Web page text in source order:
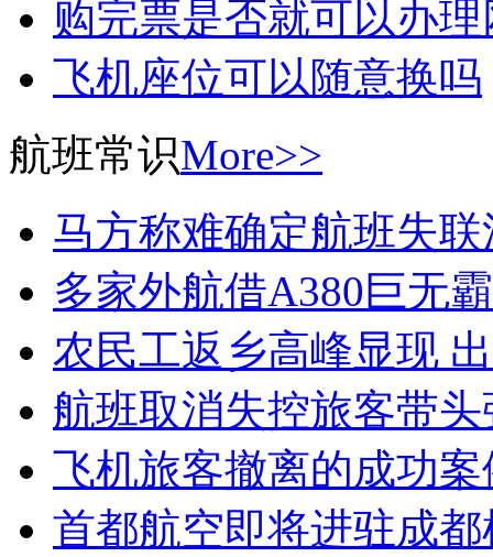
购完票是否就可以办
飞机座位可以随意换吗
航班常识More>>
马方称难确定航班失
多家外航借A380巨无
农民工返乡高峰显现
航班取消失控旅客带
飞机旅客撤离的成功案
首都航空即将进驻成